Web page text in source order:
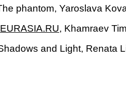
phantom, Yaroslava
EURASIA.RU, Khamraev
and Light, Renata